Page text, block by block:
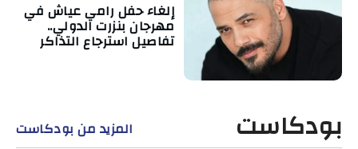
إلغاء حفل رامي عياش في
مهرجان بنزرت الدولي..
تفاصيل استرجاع التذاكر
بودكاست المزيد من بودكاست